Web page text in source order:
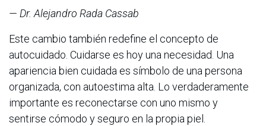
— Dr. Alejandro Rada Cassab
Este cambio también redefine el concepto de
autocuidado. Cuidarse es hoy una necesidad. Una
apariencia bien cuidada es símbolo de una persona
organizada, con autoestima alta. Lo verdaderamente
importante es reconectarse con uno mismo y
sentirse cómodo y seguro en la propia piel.